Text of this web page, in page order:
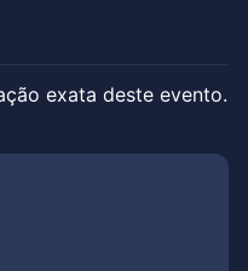
exata deste evento.